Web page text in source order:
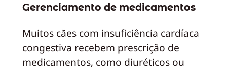
Gerenciamento de medicamentos
Muitos cães com insuficiência cardíaca
congestiva recebem prescrição de
medicamentos, como diuréticos ou